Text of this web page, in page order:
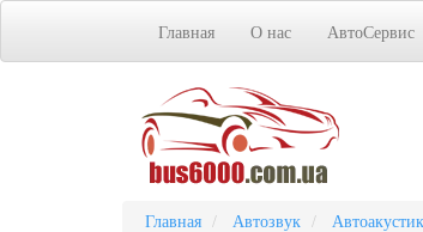
Главная О нас АвтоСервис
Главная Автозвук